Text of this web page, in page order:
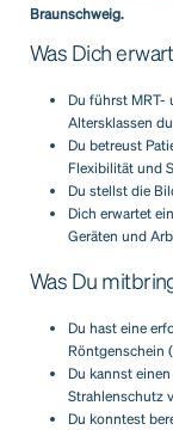
Braunschweig.
Was Dich
Du führst MRT-
Altersklassen
Du betreust
Flexibilität und
Du stellst die
Dich erwartet
Geräten und
Was Du
Du hast eine
Röntgenschein
Du kannst
Strahlenschutz
Du konntest